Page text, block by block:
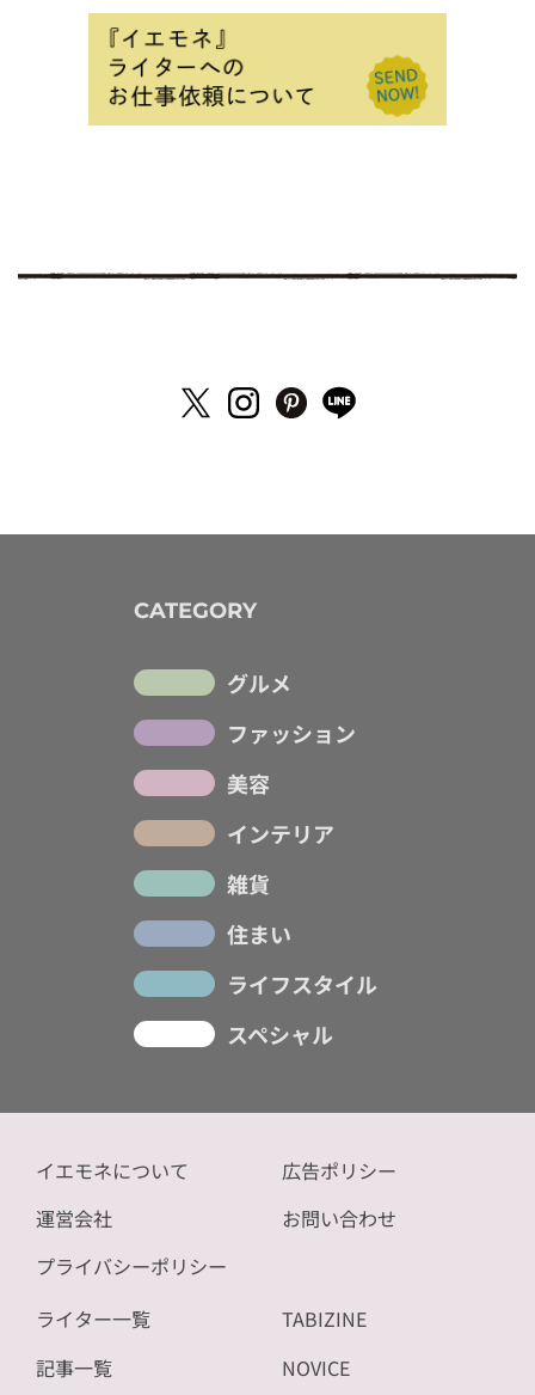
CATEGORY
グルメ
ファッション
美容
インテリア
雑貨
住まい
ライフスタイル
スペシャル
イエモネについて
運営会社
プライバシーポリシー
広告ポリシー
お問い合わせ
ライター一覧
記事一覧
TABIZINE
NOVICE